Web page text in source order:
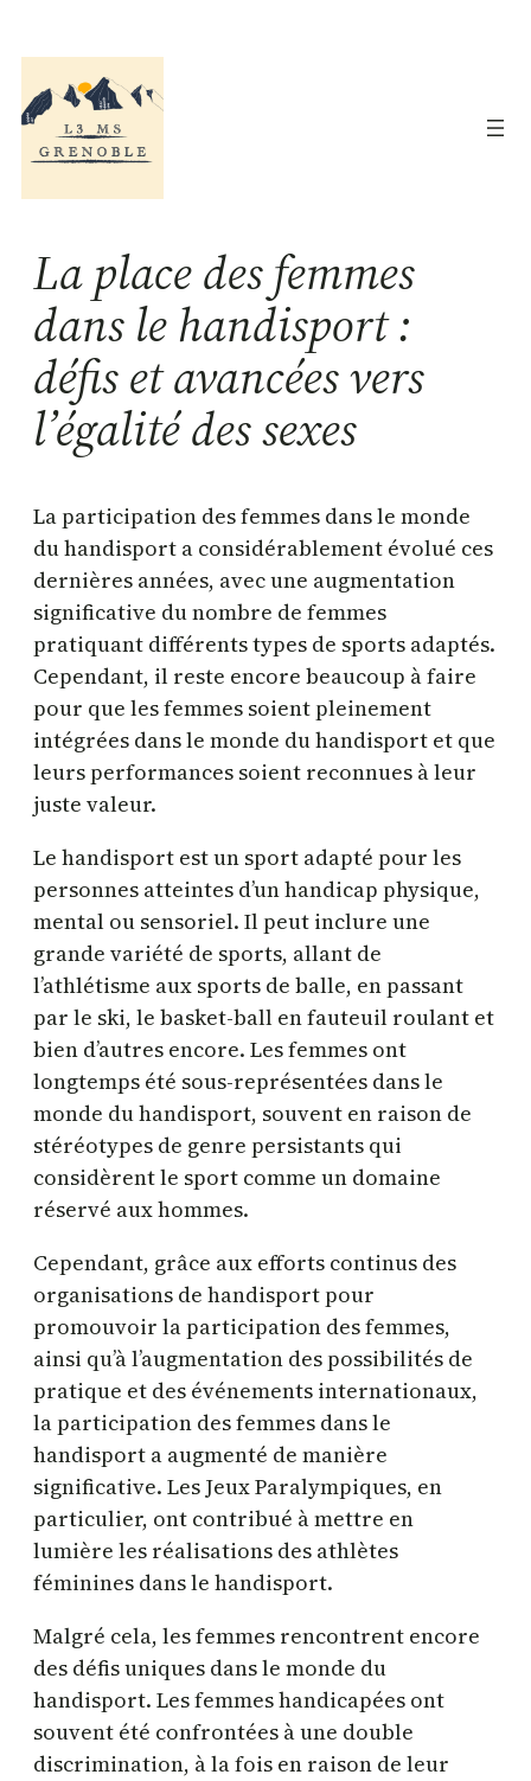
au
contenu
La place des femmes
dans le handisport :
défis et avancées vers
l’égalité des sexes
La participation des femmes dans le monde
du handisport a considérablement évolué ces
dernières années, avec une augmentation
significative du nombre de femmes
pratiquant différents types de sports adaptés.
Cependant, il reste encore beaucoup à faire
pour que les femmes soient pleinement
intégrées dans le monde du handisport et que
leurs performances soient reconnues à leur
juste valeur.
Le handisport est un sport adapté pour les
personnes atteintes d’un handicap physique,
mental ou sensoriel. Il peut inclure une
grande variété de sports, allant de
l’athlétisme aux sports de balle, en passant
par le ski, le basket-ball en fauteuil roulant et
bien d’autres encore. Les femmes ont
longtemps été sous-représentées dans le
monde du handisport, souvent en raison de
stéréotypes de genre persistants qui
considèrent le sport comme un domaine
réservé aux hommes.
Cependant, grâce aux efforts continus des
organisations de handisport pour
promouvoir la participation des femmes,
ainsi qu’à l’augmentation des possibilités de
pratique et des événements internationaux,
la participation des femmes dans le
handisport a augmenté de manière
significative. Les Jeux Paralympiques, en
particulier, ont contribué à mettre en
lumière les réalisations des athlètes
féminines dans le handisport.
Malgré cela, les femmes rencontrent encore
des défis uniques dans le monde du
handisport. Les femmes handicapées ont
souvent été confrontées à une double
discrimination, à la fois en raison de leur